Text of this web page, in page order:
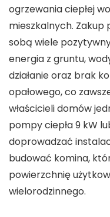
ogrzewania ciepłej
mieszkalnych. Zakup
sobą wiele
energia z gruntu,
działanie oraz brak
opałowego, co
właścicieli domów
pompy ciepła 9 kW
doprowadzać
budować komina,
powierzchnię
wielorodzinnego.